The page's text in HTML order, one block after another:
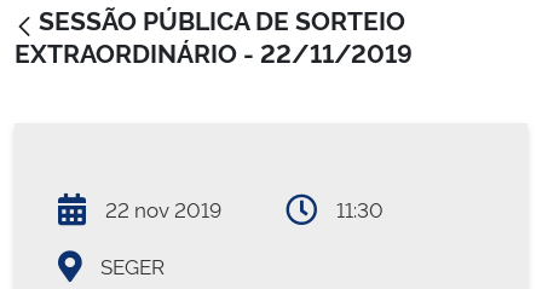
SESSÃO PÚBLICA DE SORTEIO
EXTRAORDINÁRIO - 22/11/2019
22 nov 2019 11:30
SEGER